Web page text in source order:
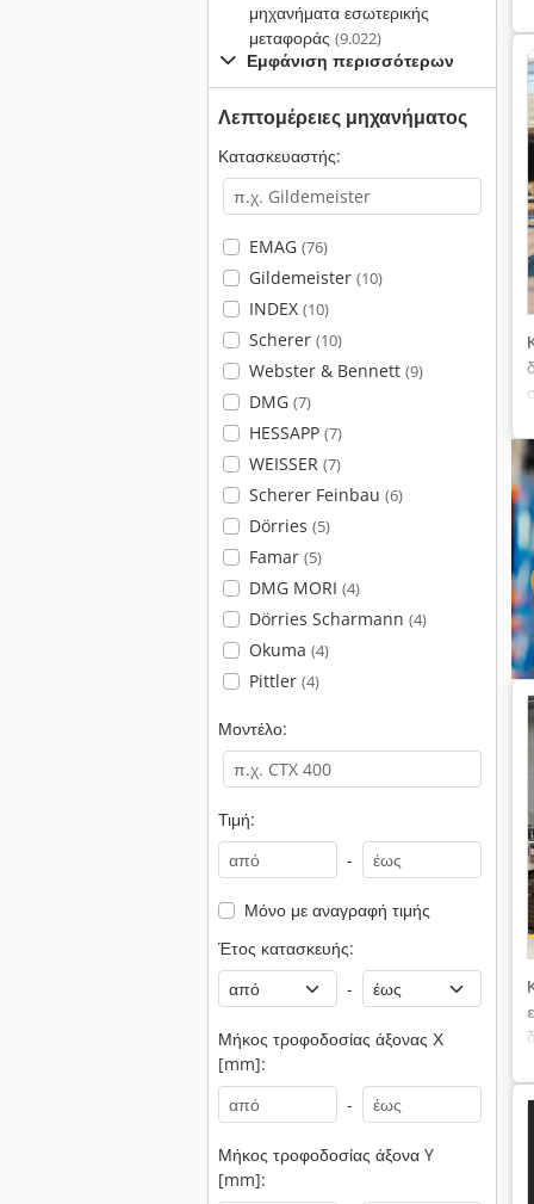
μηχανήματα εσωτερικής
μεταφοράς (9.022)
Εμφάνιση περισσότερων
Λεπτομέρειες μηχανήματος
Κατασκευαστής:
EMAG (76)
Gildemeister (10)
INDEX (10)
Scherer (10)
Webster & Bennett (9)
DMG (7)
HESSAPP (7)
WEISSER (7)
Scherer Feinbau (6)
Dörries (5)
Famar (5)
DMG MORI (4)
Dörries Scharmann (4)
Okuma (4)
Pittler (4)
Μοντέλο:
Τιμή:
-
Μόνο με αναγραφή τιμής
Έτος κατασκευής:
-
Μήκος τροφοδοσίας άξονας Χ
[mm]:
-
Μήκος τροφοδοσίας άξονα Y
[mm]: